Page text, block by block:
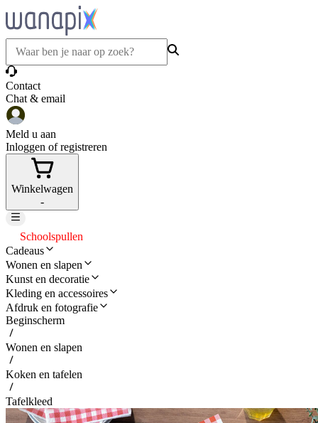
Contact
Chat & email
Meld u aan
Inloggen of registreren
Winkelwagen
-
Schoolspullen
Cadeaus
Wonen en slapen
Kunst en decoratie
Kleding en accessoires
Afdruk en fotografie
Beginscherm
Wonen en slapen
Koken en tafelen
Tafelkleed